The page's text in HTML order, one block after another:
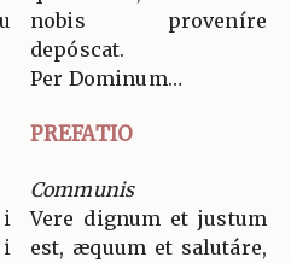
nobis proveníre
depóscat.
Per Dominum…
PREFATIO
i
i
Communis
Vere dignum et justum
est, æquum et salutáre,